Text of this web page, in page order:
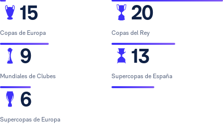
15
Copas de Europa
9
Mundiales de Clubes
6
Supercopas de Europa
20
Copas del Rey
13
Supercopas de España